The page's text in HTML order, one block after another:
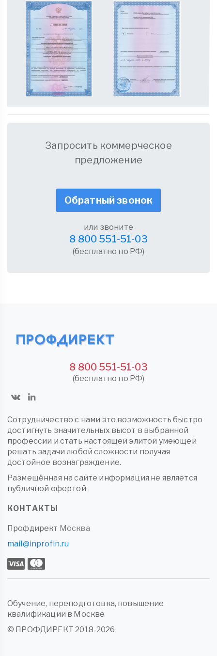
Запросить коммерческое
предложение
Обратный звонок
или звоните
8 800 551-51-03
(бесплатно по РФ)
8 800 551-51-03
(бесплатно по РФ)
Сотрудничество с нами это возможность быстро
достигнуть значительных высот в выбранной
профессии и стать настоящей элитой умеющей
решать задачи любой сложности получая
достойное вознаграждение.
Размещённая на сайте информация не является
публичной офертой
КОНТАКТЫ
Профдирект Москва
mail@inprofin.ru
Обучение, переподготовка, повышение
квалификации в Москве
© ПРОФДИРЕКТ 2018-2026